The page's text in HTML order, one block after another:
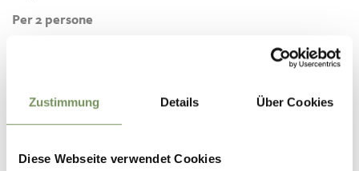
Zustimmung Details Über Cookies
Diese Webseite verwendet Cookies
Per 2 persone